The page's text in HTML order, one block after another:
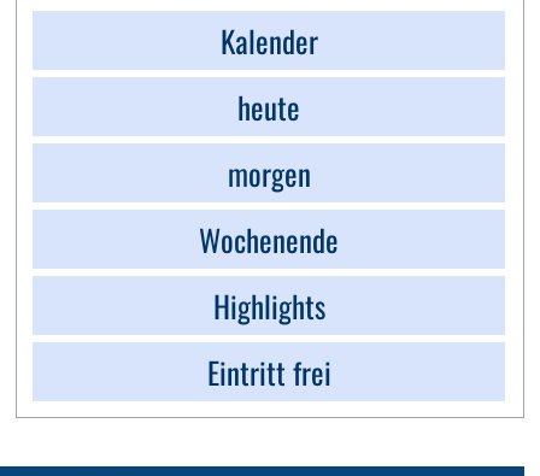
Kalender
heute
morgen
Wochenende
Highlights
Eintritt frei